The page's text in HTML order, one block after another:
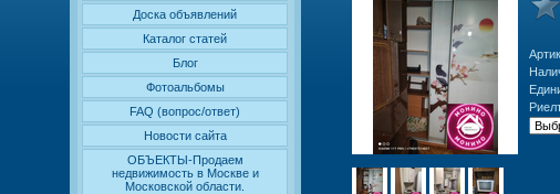
Доска объявлений
Каталог статей
Блог
Фотоальбомы
FAQ (вопрос/ответ)
Новости сайта
ОБЪЕКТЫ-Продаем
недвижимость в Москве и
Московской области.